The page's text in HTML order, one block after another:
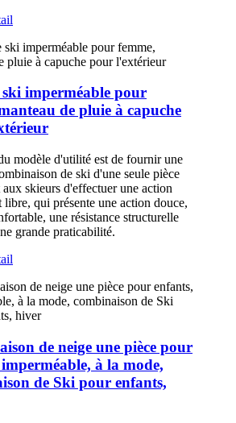
ski imperméable pour
de pluie à capuche
modèle d'utilité est de fournir une
de ski d'une seule pièce
skieurs d'effectuer une action
libre, qui présente une action douce,
une résistance structurelle
grande praticabilité.
de neige une pièce pour
à la mode,
de Ski pour enfants,